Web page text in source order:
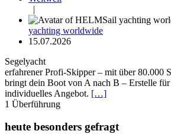
|
yachting worldwide
15.07.2026
Segelyacht
erfahrener Profi-Skipper – mit über 80.000
bringt dein Boot von A nach B – Erstelle
individuelles Angebot. […]
1 Überführung
heute besonders gefragt